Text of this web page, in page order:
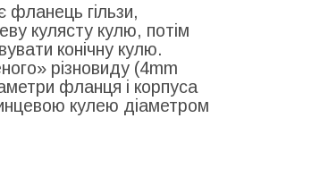
гільзи,
кулясту кулю, потім
конічну кулю.
різновиду (4mm
фланця і корпуса
кулею діаметром